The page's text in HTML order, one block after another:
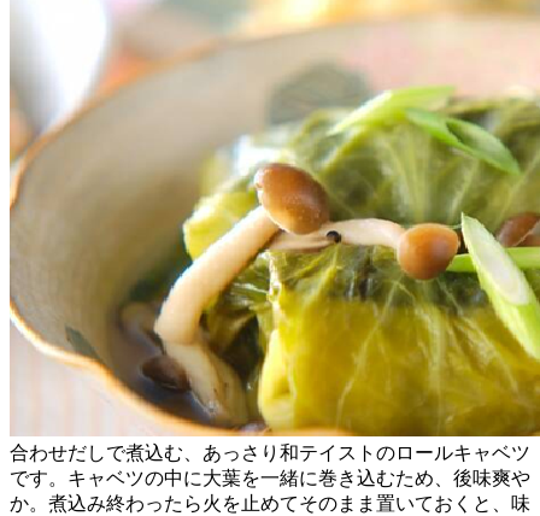
合わせだしで煮込む、あっさり和テイストのロールキャベツ
です。キャベツの中に大葉を一緒に巻き込むため、後味爽や
か。煮込み終わったら火を止めてそのまま置いておくと、味